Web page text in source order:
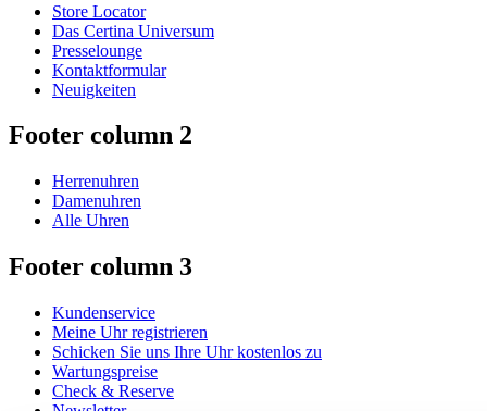
Store Locator
Das Certina Universum
Presselounge
Kontaktformular
Neuigkeiten
Footer column 2
Herrenuhren
Damenuhren
Alle Uhren
Footer column 3
Kundenservice
Meine Uhr registrieren
Schicken Sie uns Ihre Uhr kostenlos zu
Wartungspreise
Check & Reserve